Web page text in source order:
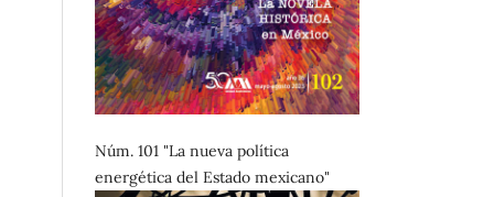
Núm. 101 "La nueva política
energética del Estado mexicano"